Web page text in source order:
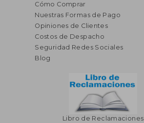
Cómo Comprar
Nuestras Formas de Pago
Opiniones de Clientes
Costos de Despacho
Seguridad Redes Sociales
Blog
Libro de Reclamaciones